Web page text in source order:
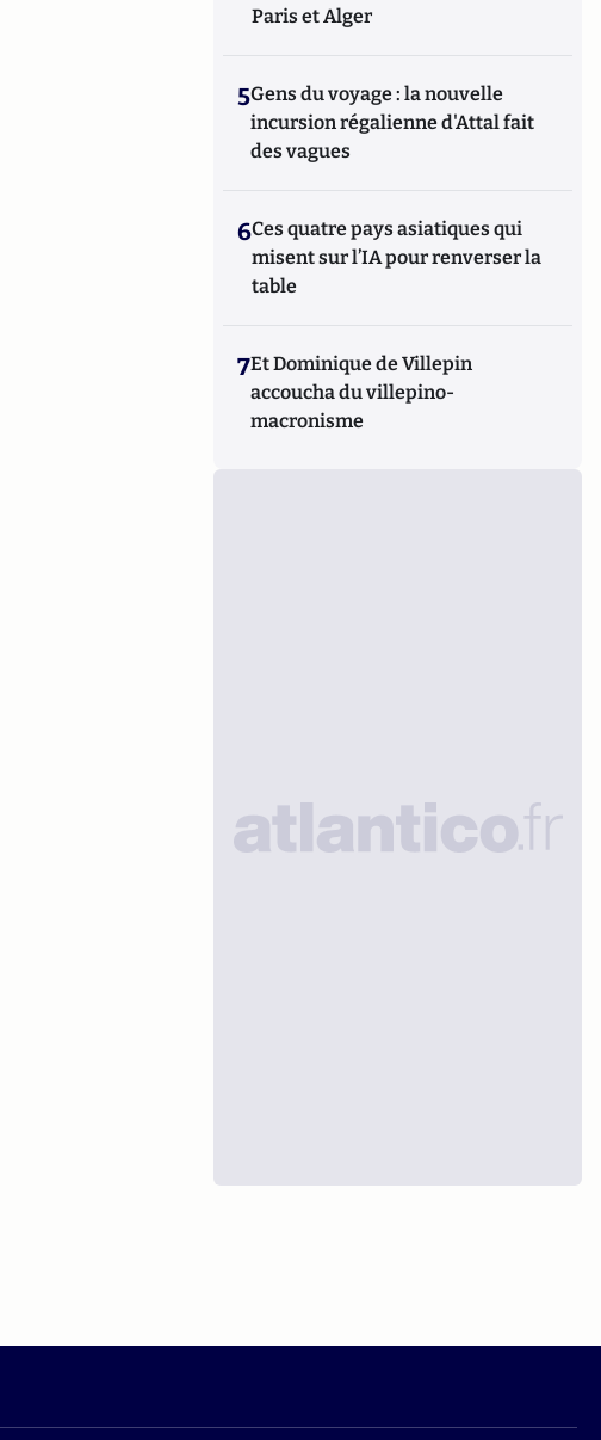
Paris et Alger
5Gens du voyage : la nouvelle
incursion régalienne d'Attal fait
des vagues
6Ces quatre pays asiatiques qui
misent sur l’IA pour renverser la
table
7Et Dominique de Villepin
accoucha du villepino-
macronisme